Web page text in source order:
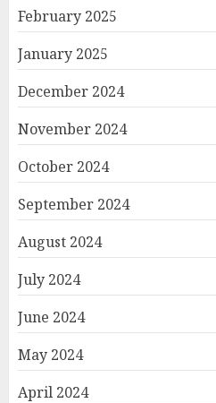
February 2025
January 2025
December 2024
November 2024
October 2024
September 2024
August 2024
July 2024
June 2024
May 2024
April 2024